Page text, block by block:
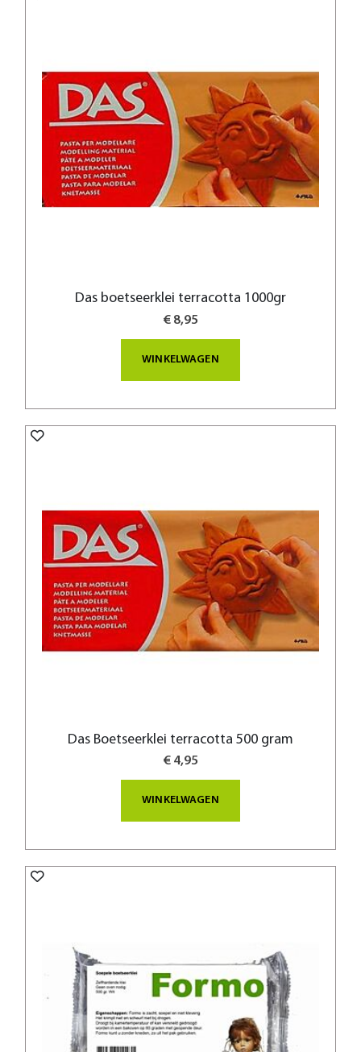
Das boetseerklei terracotta 1000gr
€ 8,95
WINKELWAGEN
Das Boetseerklei terracotta 500 gram
€ 4,95
WINKELWAGEN